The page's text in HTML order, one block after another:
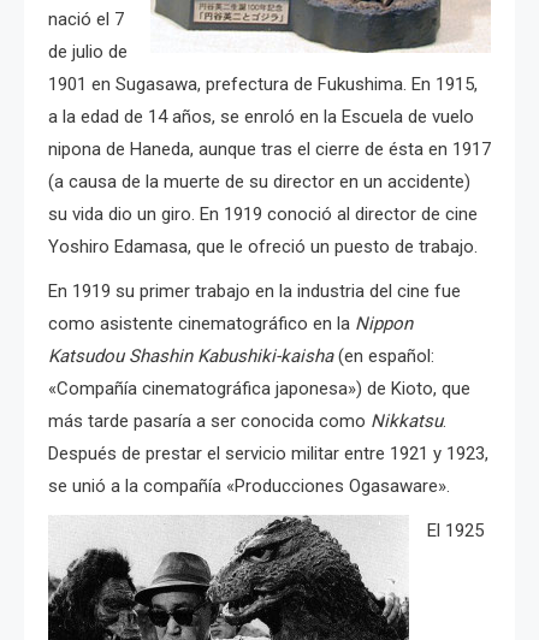
nació el 7
de julio de
1901 en Sugasawa, prefectura de Fukushima. En 1915,
a la edad de 14 años, se enroló en la Escuela de vuelo
nipona de Haneda, aunque tras el cierre de ésta en 1917
(a causa de la muerte de su director en un accidente)
su vida dio un giro. En 1919 conoció al director de cine
Yoshiro Edamasa, que le ofreció un puesto de trabajo.
En 1919 su primer trabajo en la industria del cine fue
como asistente cinematográfico en la Nippon
Katsudou Shashin Kabushiki-kaisha(en español:
«Compañía cinematográfica japonesa») de Kioto, que
más tarde pasaría a ser conocida como Nikkatsu.
Después de prestar el servicio militar entre 1921 y 1923,
se unió a la compañía «Producciones Ogasaware».
El 1925